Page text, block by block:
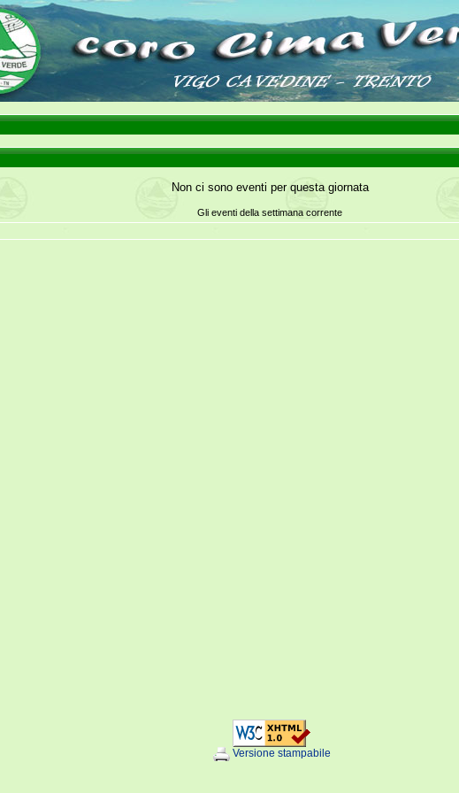
Non ci sono eventi per questa giornata
Gli eventi della settimana corrente
Versione stampabile